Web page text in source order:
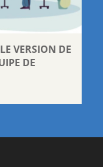
VERSION DE
DE